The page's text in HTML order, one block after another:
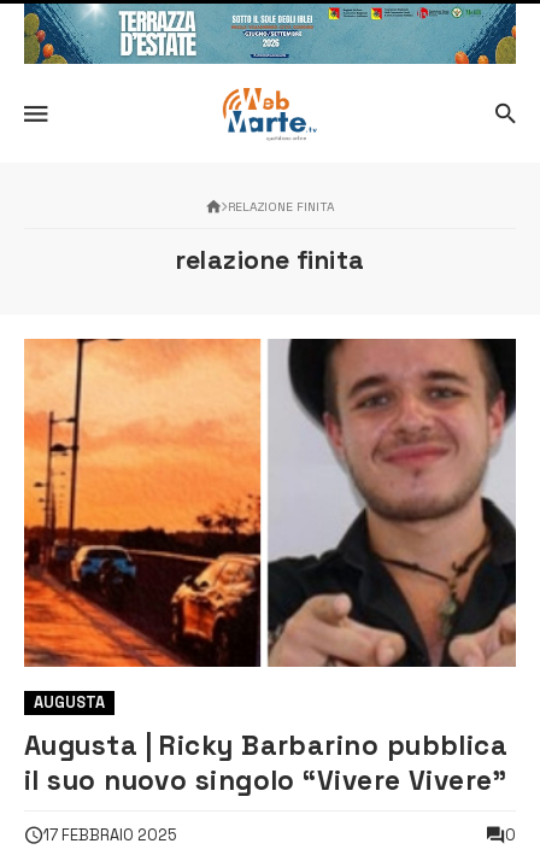
RELAZIONE FINITA
relazione finita
AUGUSTA
Augusta | Ricky Barbarino pubblica
il suo nuovo singolo “Vivere Vivere”
17 FEBBRAIO 2025 0